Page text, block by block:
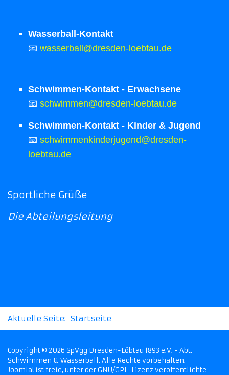
Wasserball-Kontakt
📧 wasserball@dresden-loebtau.de
Schwimmen-Kontakt - Erwachsene
📧 schwimmen@dresden-loebtau.de
Schwimmen-Kontakt - Kinder & Jugend
📧 schwimmenkinderjugend@dresden-
loebtau.de
Sportliche Grüße
Die Abteilungsleitung
Aktuelle Seite: Startseite
Copyright © 2026 SpVgg Dresden-Löbtau 1893 e.V. - Abt.
Schwimmen & Wasserball. Alle Rechte vorbehalten.
Joomla! ist freie, unter derGNU/GPL-Lizenzveröffentlichte